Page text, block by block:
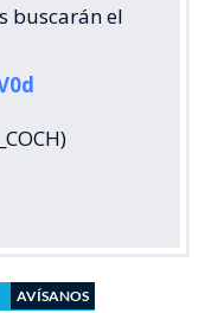
buscarán el
AVÍSANOS